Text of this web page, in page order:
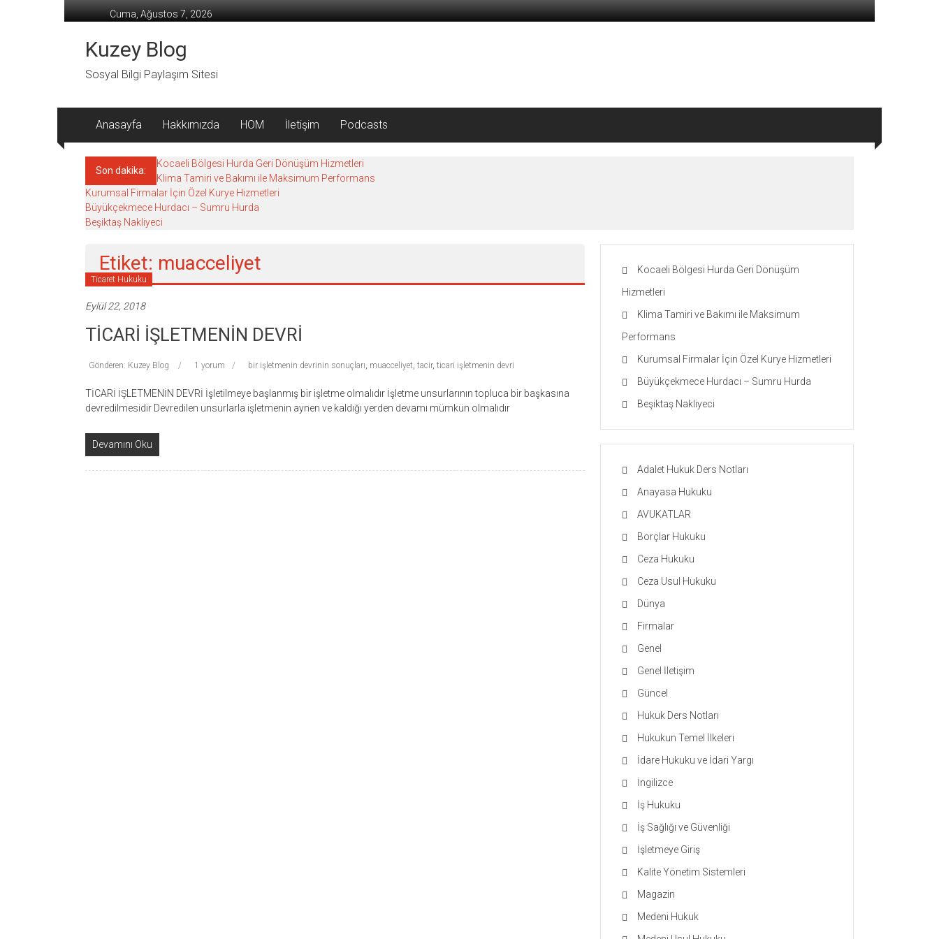
geç
Cuma, Ağustos 7, 2026
Kuzey Blog
Sosyal Bilgi Paylaşım Sitesi
Anasayfa Hakkımızda HOM İletişim Podcasts
Son dakika:
Kocaeli Bölgesi Hurda Geri Dönüşüm Hizmetleri
Klima Tamiri ve Bakımı ile Maksimum Performans
Kurumsal Firmalar İçin Özel Kurye Hizmetleri
Büyükçekmece Hurdacı – Sumru Hurda
Beşiktaş Nakliyeci
Etiket: muacceliyet
Ticaret Hukuku
Eylül 22, 2018
TİCARİ İŞLETMENİN DEVRİ
Gönderen: Kuzey Blog 1 yorum bir işletmenin devrinin sonuçları, muacceliyet, tacir, ticari işletmenin devri
TİCARİ İŞLETMENİN DEVRİ İşletilmeye başlanmış bir işletme olmalıdır İşletme unsurlarının topluca bir başkasına
devredilmesidir Devredilen unsurlarla işletmenin aynen ve kaldığı yerden devamı mümkün olmalıdır
Devamını Oku
Kocaeli Bölgesi Hurda Geri Dönüşüm
Hizmetleri
Klima Tamiri ve Bakımı ile Maksimum
Performans
Kurumsal Firmalar İçin Özel Kurye Hizmetleri
Büyükçekmece Hurdacı – Sumru Hurda
Beşiktaş Nakliyeci
Adalet Hukuk Ders Notları
Anayasa Hukuku
AVUKATLAR
Borçlar Hukuku
Ceza Hukuku
Ceza Usul Hukuku
Dünya
Firmalar
Genel
Genel İletişim
Güncel
Hukuk Ders Notları
Hukukun Temel İlkeleri
İdare Hukuku ve İdari Yargı
İngilizce
İş Hukuku
İş Sağlığı ve Güvenliği
İşletmeye Giriş
Kalite Yönetim Sistemleri
Magazin
Medeni Hukuk